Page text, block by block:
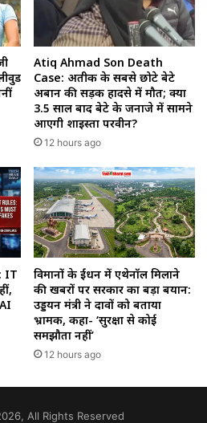
Atiq Ahmad Son Death
Case: अतीक के सबसे छोटे बेटे
अबान की सड़क हादसे में मौत; क्या
3.5 साल बाद बेटे के जनाजे में सामने
आएगी शाइस्ता परवीन?
12 hours ago
IT
विमानों के ईंधन में एथेनॉल मिलाने
की खबरों पर सरकार का बड़ा बयान:
उड्डयन मंत्री ने दावों को बताया
भ्रामक, कहा- ‘सुरक्षा से कोई
समझौता नहीं’
12 hours ago
All Rights Reserved